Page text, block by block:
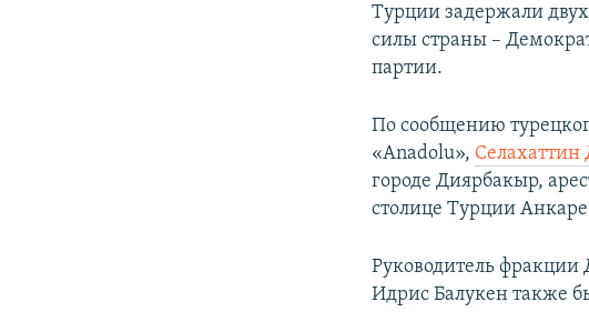
Турции задержали
силы страны –
партии.
По сообщению
«Anadolu»,
городе Диярбакыр,
столице Турции
Руководитель фракции
Идрис Балукен также